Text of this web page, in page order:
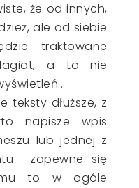
że od innych,
ale od siebie
traktowane
a to nie
teksty dłuższe, z
napisze wpis
lub jednej z
zapewne się
to w ogóle